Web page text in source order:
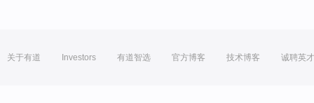
关于有道 Investors 有道智选 官方博客 技术博客 诚聘英才